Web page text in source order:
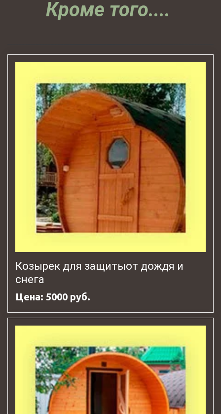
Кроме того....
Козырек для защитыот дождя и
снега
Цена: 5000 руб.